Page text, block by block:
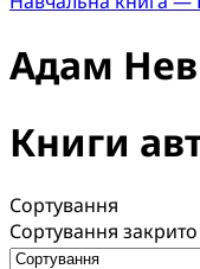
Адам
Книги
Сортування
Сортування закрито